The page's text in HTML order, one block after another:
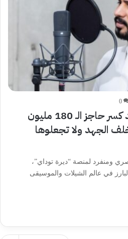
0
عبد الله آل مخلص بعد كسر حاجز الـ 180 مليون
الجهد ولا تجعلوها
ومنفرد لمنصة “ديرة توداي”،
في عالم الشيلات والموسيقى